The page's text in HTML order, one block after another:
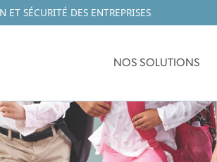
SÉCURITÉ DES ENTREPRISES
NOS SOLUTIONS